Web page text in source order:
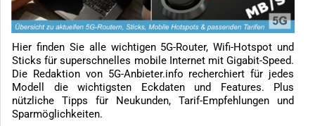
Hier finden Sie alle wichtigen 5G-Router, Wifi-Hotspot und
Sticks für superschnelles mobile Internet mit Gigabit-Speed.
Die Redaktion von 5G-Anbieter.info recherchiert für jedes
Modell die wichtigsten Eckdaten und Features. Plus
nützliche Tipps für Neukunden, Tarif-Empfehlungen und
Sparmöglichkeiten.